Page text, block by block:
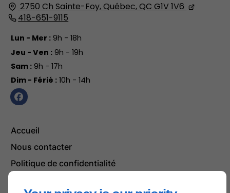
2750 Ch Sainte-Foy,Québec, QC G1V 1V6
418-651-9115
Lun - Mer :9h - 18h
Jeu - Ven :9h - 19h
Sam :9h - 17h
Dim - Férié :10h - 14h
Accueil
Nous contacter
Politique de confidentialité